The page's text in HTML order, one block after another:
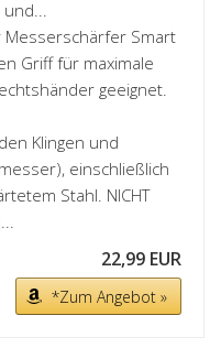
Messerschärfer Smart
Griff für maximale
geeignet.
Klingen und
einschließlich
Stahl. NICHT
22,99 EUR
*Zum Angebot »